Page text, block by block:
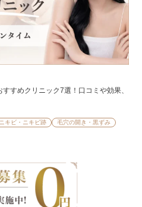
すめクリニック7選！口コミや効果、
ニキビ・ニキビ跡
毛穴の開き・黒ずみ